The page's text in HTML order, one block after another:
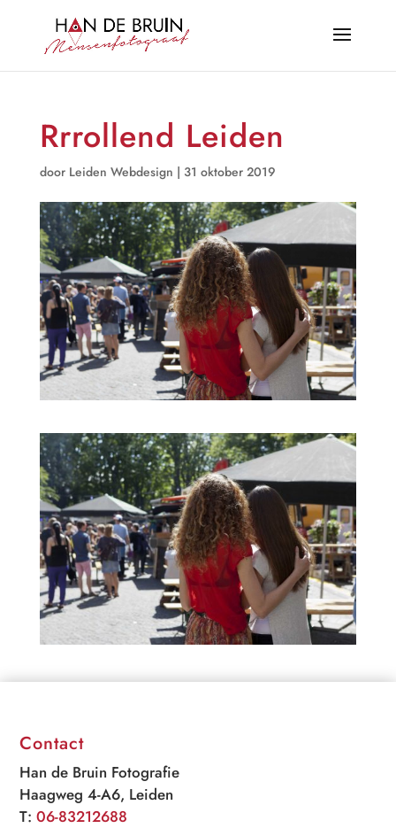
Rrrollend Leiden
door Leiden Webdesign | 31 oktober 2019
Contact
Han de Bruin Fotografie
Haagweg 4-A6, Leiden
T:06-83212688